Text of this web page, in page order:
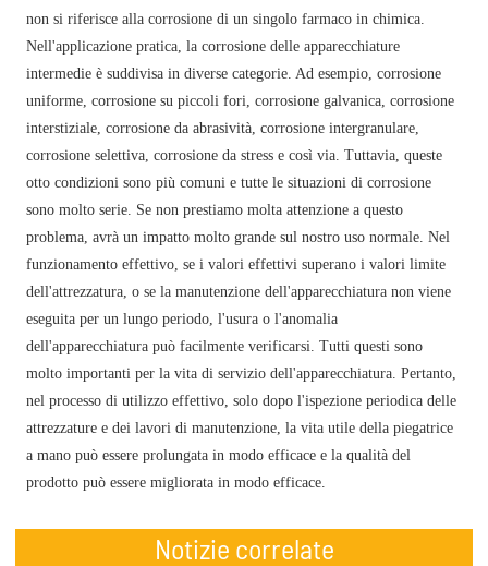
non si riferisce alla corrosione di un singolo farmaco in chimica.
Nell'applicazione pratica, la corrosione delle apparecchiature
intermedie è suddivisa in diverse categorie. Ad esempio, corrosione
uniforme, corrosione su piccoli fori, corrosione galvanica, corrosione
interstiziale, corrosione da abrasività, corrosione intergranulare,
corrosione selettiva, corrosione da stress e così via. Tuttavia, queste
otto condizioni sono più comuni e tutte le situazioni di corrosione
sono molto serie. Se non prestiamo molta attenzione a questo
problema, avrà un impatto molto grande sul nostro uso normale. Nel
funzionamento effettivo, se i valori effettivi superano i valori limite
dell'attrezzatura, o se la manutenzione dell'apparecchiatura non viene
eseguita per un lungo periodo, l'usura o l'anomalia
dell'apparecchiatura può facilmente verificarsi. Tutti questi sono
molto importanti per la vita di servizio dell'apparecchiatura. Pertanto,
nel processo di utilizzo effettivo, solo dopo l'ispezione periodica delle
attrezzature e dei lavori di manutenzione, la vita utile della piegatrice
a mano può essere prolungata in modo efficace e la qualità del
prodotto può essere migliorata in modo efficace.
Notizie correlate